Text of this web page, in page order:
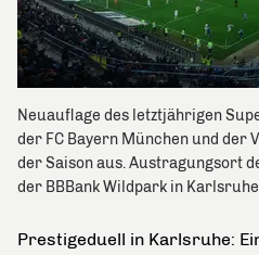
Neuauflage des letztjährigen
der FC Bayern München und der
der Saison aus. Austragungsort
der BBBank Wildpark in
Prestigeduell in Karlsruhe: